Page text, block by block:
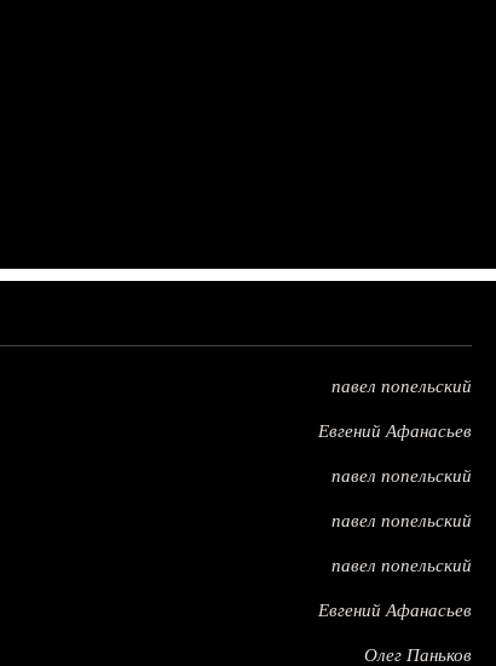
павел попельский
Евгений Афанасьев
павел попельский
павел попельский
павел попельский
Евгений Афанасьев
Олег Паньков